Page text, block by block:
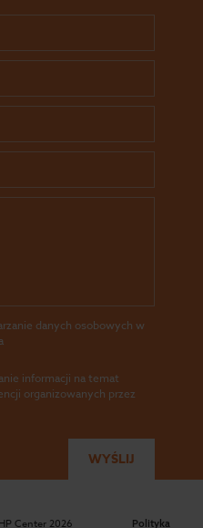
danych osobowych w
informacji na temat
organizowanych przez
Center 2026 Polityka